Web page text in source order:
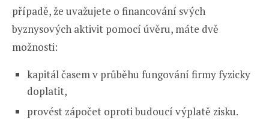
případě, že uvažujete o financování svých
byznysových aktivit pomocí úvěru, máte dvě
možnosti:
kapitál časem v průběhu fungování firmy fyzicky
doplatit,
provést zápočet oproti budoucí výplatě zisku.